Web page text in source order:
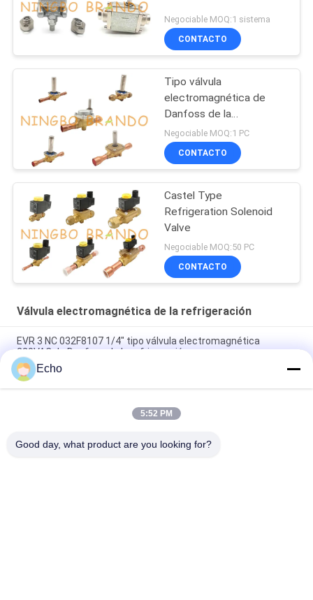
Negociable MOQ:1 sistema
CONTACTO
Tipo válvula
electromagnética de
Danfoss de la
refrigeración
Negociable MOQ:1 PC
CONTACTO
Castel Type
Refrigeration Solenoid
Valve
Negociable MOQ:50 PC
CONTACTO
Válvula electromagnética de la refrigeración
EVR 3 NC 032F8107 1/4" tipo válvula electromagnética
220VAC de Danfoss de la refrigeración
EVR 3 NC 032F1204 3/8" tipo válvula electromagnética 220V
de Danfoss de la refrigeración
EVR 6 NC 032F8072 3/8" tipo refrigeración 220V de Danfoss de
Echo
5:52 PM
Good day, what product are you looking for?